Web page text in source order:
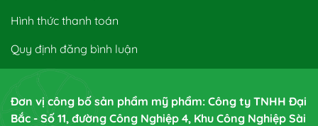
Hình thức thanh toán
Quy định đăng bình luận
Đơn vị công bố sản phẩm mỹ phẩm: Công ty TNHH Đại
Bắc - Số 11, đường Công Nghiệp 4, Khu Công Nghiệp Sài